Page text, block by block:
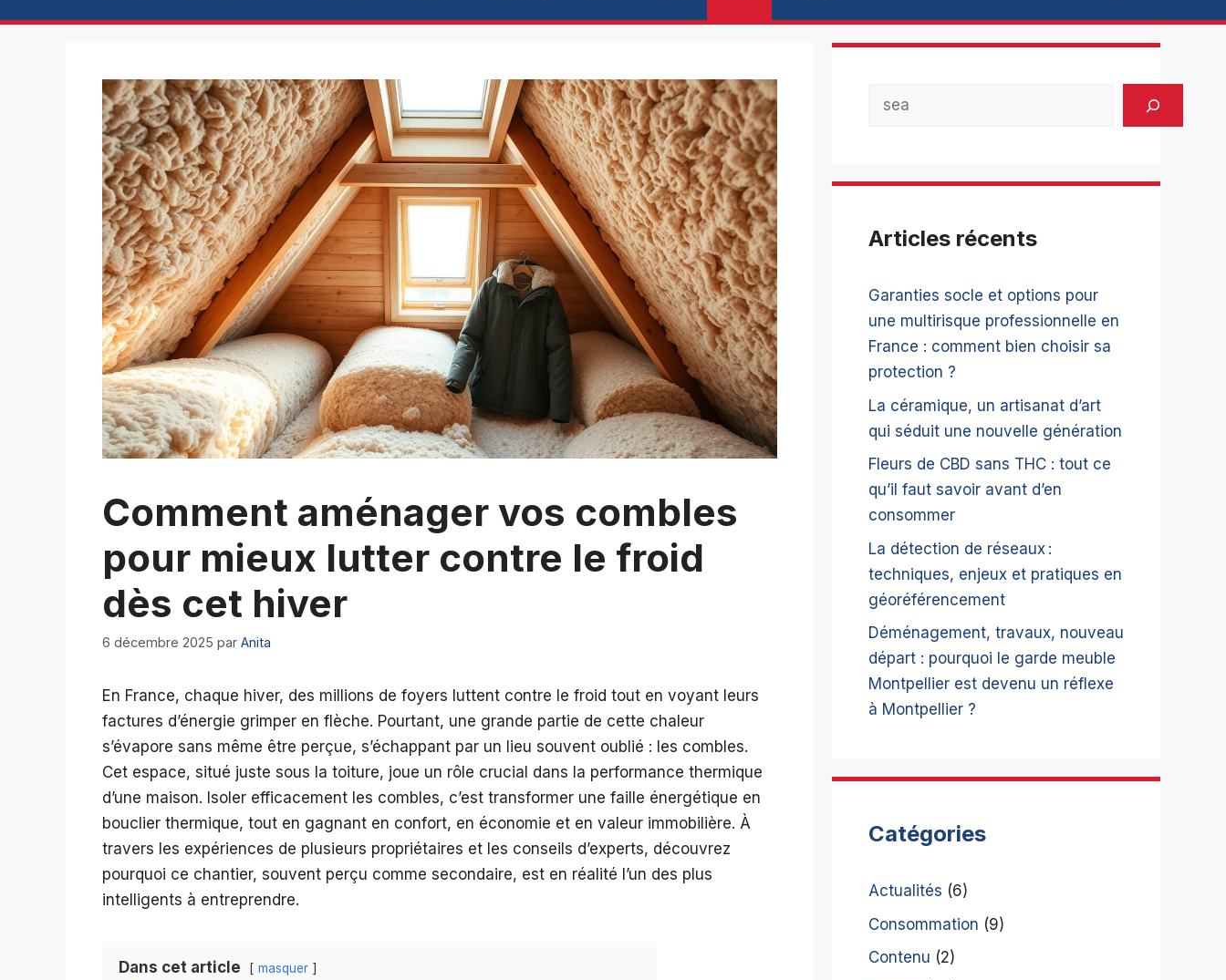
Comment aménager vos combles
pour mieux lutter contre le froid
dès cet hiver
6 décembre 2025 par Anita
En France, chaque hiver, des millions de foyers luttent contre le froid tout en voyant leurs
factures d’énergie grimper en flèche. Pourtant, une grande partie de cette chaleur
s’évapore sans même être perçue, s’échappant par un lieu souvent oublié : les combles.
Cet espace, situé juste sous la toiture, joue un rôle crucial dans la performance thermique
d’une maison. Isoler efficacement les combles, c’est transformer une faille énergétique en
bouclier thermique, tout en gagnant en confort, en économie et en valeur immobilière. À
travers les expériences de plusieurs propriétaires et les conseils d’experts, découvrez
pourquoi ce chantier, souvent perçu comme secondaire, est en réalité l’un des plus
intelligents à entreprendre.
Dans cet article masquer
Articles récents
Garanties socle et options pour
une multirisque professionnelle en
France : comment bien choisir sa
protection ?
La céramique, un artisanat d’art
qui séduit une nouvelle génération
Fleurs de CBD sans THC : tout ce
qu’il faut savoir avant d’en
consommer
La détection de réseaux :
techniques, enjeux et pratiques en
géoréférencement
Déménagement, travaux, nouveau
départ : pourquoi le garde meuble
Montpellier est devenu un réflexe
à Montpellier ?
Catégories
Actualités (6)
Consommation (9)
Contenu (2)